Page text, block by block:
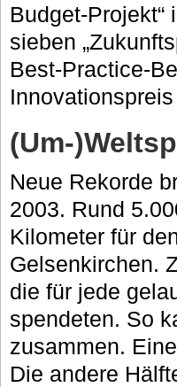
Budget-
sieben
Best-Practice-
(Um-
Neue Rekorde
2003. Rund
Kilometer für
Gelsenkirchen.
die für jede
spendeten. So
zusammen.
Die andere